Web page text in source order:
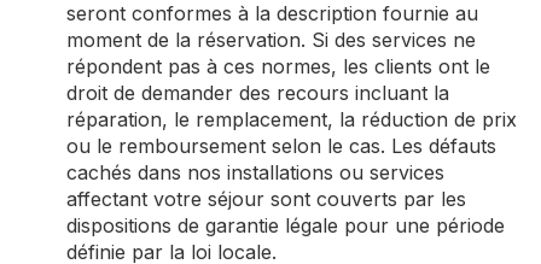
seront conformes à la description fournie au
moment de la réservation. Si des services ne
répondent pas à ces normes, les clients ont le
droit de demander des recours incluant la
réparation, le remplacement, la réduction de prix
ou le remboursement selon le cas. Les défauts
cachés dans nos installations ou services
affectant votre séjour sont couverts par les
dispositions de garantie légale pour une période
définie par la loi locale.